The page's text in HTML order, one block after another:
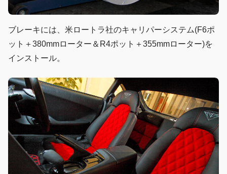
ブレーキには、米ロートラ社のキャリパーシステム(F6ポ
ット＋380mmローター＆R4ポット＋355mmローター)を
インストール。